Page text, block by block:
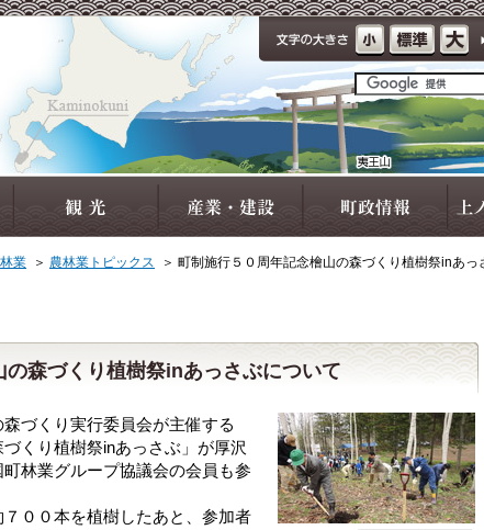
業 ＞ 農林業トピックス ＞ 町制施行５０周年記念檜山の森づくり植樹祭inあっ
森づくり植樹祭inあっさぶについて
づくり実行委員会が主催する
くり植樹祭inあっさぶ」が厚沢
林業グループ協議会の会員も参
００本を植樹したあと、参加者